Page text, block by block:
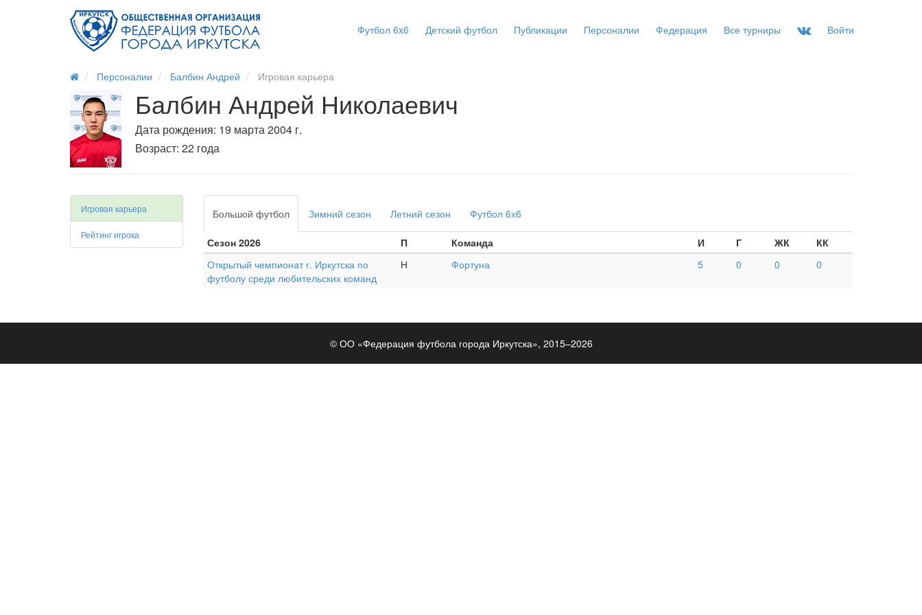
Футбол 6x6 Детский футбол Публикации Персоналии Федерация Все турниры Войти
Персоналии Балбин Андрей Игровая карьера
Балбин Андрей Николаевич
Дата рождения: 19 марта 2004 г.
Возраст: 22 года
Игровая карьера
Рейтинг игрока
Большой футбол Зимний сезон Летний сезон Футбол 6х6
Сезон 2026 П Команда И Г ЖК
КК
Открытый чемпионат г. Иркутска по
футболу среди любительских команд
Н Фортуна 5 0 0 0
© ОО «Федерация футбола города Иркутска», 2015–2026